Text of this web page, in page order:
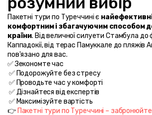
Пакетні тури по Туреччині є
комфортним і збагачуючим способом
країни. Від величної силуети Стамбула до
Каппадокії, від терас Памуккале до пляжів
пов'язано для вас.
✅ Зекономте час
✅ Подорожуйте без стресу
✅ Проводьте час у комфорті
✅ Дізнайтеся від експертів
✅ Максимізуйте вартість
👉 Пакетні тури по Туреччині –